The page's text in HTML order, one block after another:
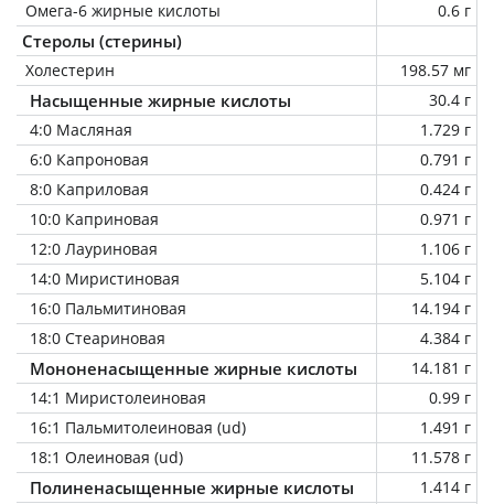
Омега-6 жирные кислоты 0.6 г
Стеролы (стерины)
Холестерин 198.57 мг
Насыщенные жирные кислоты
30.4 г
4:0 Масляная
1.729 г
6:0 Капроновая
0.791 г
8:0 Каприловая
0.424 г
10:0 Каприновая
0.971 г
12:0 Лауриновая
1.106 г
14:0 Миристиновая
5.104 г
16:0 Пальмитиновая
14.194 г
18:0 Стеариновая
4.384 г
Мононенасыщенные жирные кислоты
14.181 г
14:1 Миристолеиновая
0.99 г
16:1 Пальмитолеиновая (ud)
1.491 г
18:1 Олеиновая (ud)
11.578 г
Полиненасыщенные жирные кислоты
1.414 г